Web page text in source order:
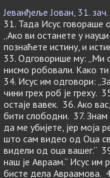
Јеванђеље Јован, 31.
31. Тада Исус говораше
„Ако ви останете у
познаћете истину, и
33. Одговорише му: „Ми
нисмо робовали. Како
34. Исус им одговори:
чини грех роб је греху.
остаје вавек. 36. Ако
бити слободни. 37.
да ме убијете, јер моја
што сам видео од Оца
видели од оца вашег.“
наш је Авраам.“ Исус им
бисте дела Авраамова.